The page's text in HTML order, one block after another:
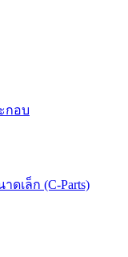
กอบ
เล็ก (C-Parts)